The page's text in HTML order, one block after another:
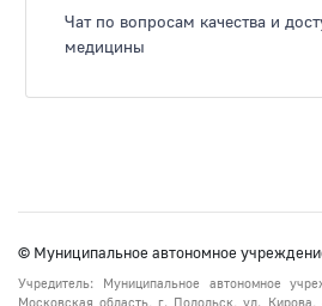
Чат по вопросам качества и
медицины
© Муниципальное автономное
Учредитель: Муниципальное автономное
Московская область, г. Подольск, ул.